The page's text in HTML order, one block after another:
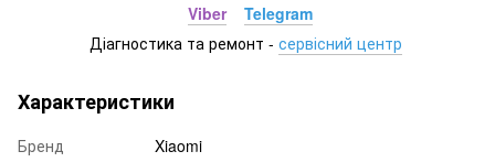
Viber
Telegram
Діагностика та ремонт - сервісний центр
Характеристики
Бренд
Xiaomi